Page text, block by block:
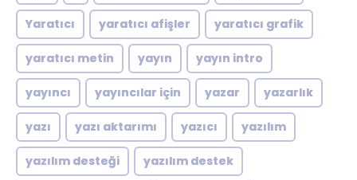
Yaratıcı yaratıcı afişler yaratıcı grafik
yaratıcı metin yayın yayın intro
yayıncı yayıncılar için yazar yazarlık
yazı yazı aktarımı yazıcı yazılım
yazılım desteği yazılım destek